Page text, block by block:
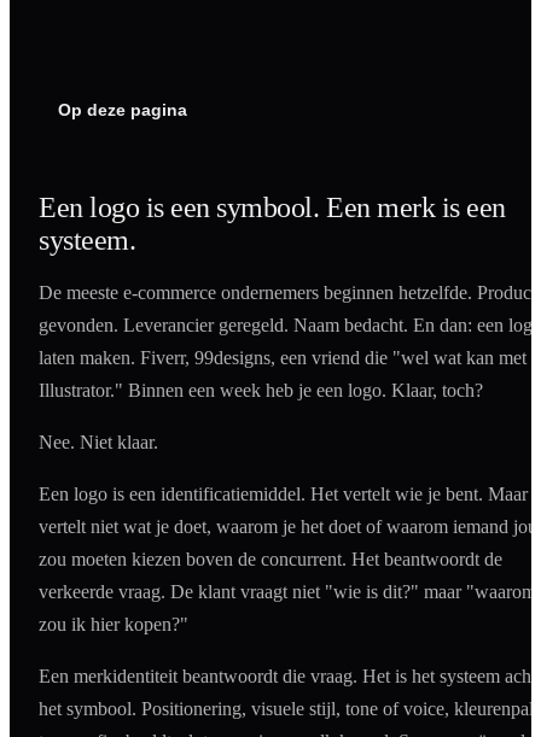
Op deze pagina
Een logo is een symbool. Een merk is een
systeem.
De meeste e-commerce ondernemers beginnen hetzelfde. Product
gevonden. Leverancier geregeld. Naam bedacht. En dan: een logo
laten maken. Fiverr, 99designs, een vriend die "wel wat kan met
Illustrator." Binnen een week heb je een logo. Klaar, toch?
Nee. Niet klaar.
Een logo is een identificatiemiddel. Het vertelt wie je bent. Maar
vertelt niet wat je doet, waarom je het doet of waarom iemand jou
zou moeten kiezen boven de concurrent. Het beantwoordt de
verkeerde vraag. De klant vraagt niet "wie is dit?" maar "waarom
zou ik hier kopen?"
Een merkidentiteit beantwoordt die vraag. Het is het systeem
het symbool. Positionering, visuele stijl, tone of voice,